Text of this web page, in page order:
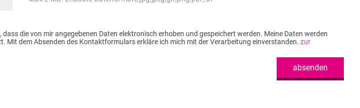
die von mir angegebenen Daten elektronisch erhoben und gespeichert werden. Meine Daten werden
dem Absenden des Kontaktformulars erkläre ich mich mit der Verarbeitung einverstanden. zur
absenden